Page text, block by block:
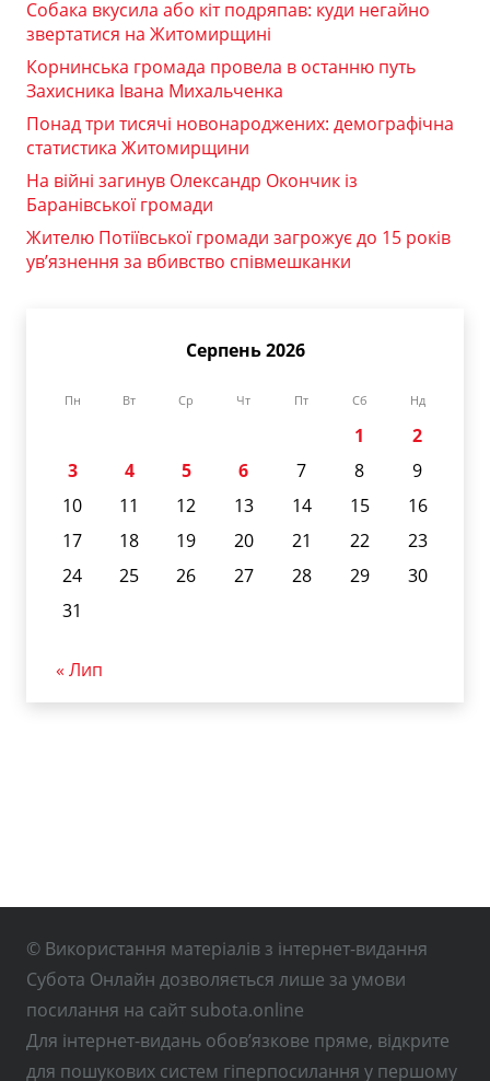
Собака вкусила або кіт подряпав: куди негайно
звертатися на Житомирщині
Корнинська громада провела в останню путь
Захисника Івана Михальченка
Понад три тисячі новонароджених: демографічна
статистика Житомирщини
На війні загинув Олександр Окончик із
Баранівської громади
Жителю Потіївської громади загрожує до 15 років
ув’язнення за вбивство співмешканки
Серпень 2026
Пн Вт Ср Чт Пт Сб Нд
1
2
3
4 5 6 7 8
9
10
11 12 13 14 15
16
17
18 19 20 21 22
23
24
25 26 27 28 29
30
31
« Лип
© Використання матеріалів з інтернет-видання
Субота Онлайн дозволяється лише за умови
посилання на сайт subota.online
Для інтернет-видань обов’язкове пряме, відкрите
для пошукових систем гіперпосилання у першому